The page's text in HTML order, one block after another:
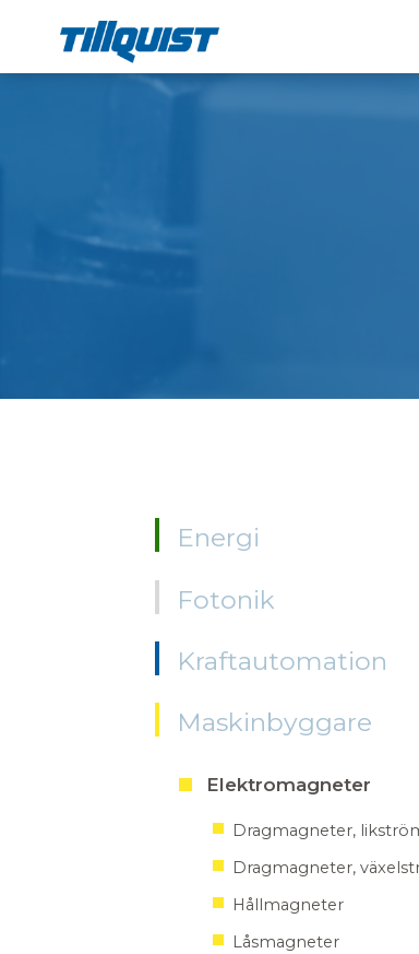
Energi
Fotonik
Kraftautomation
Maskinbyggare
Elektromagneter
Dragmagneter,
Dragmagneter,
Hållmagneter
Låsmagneter